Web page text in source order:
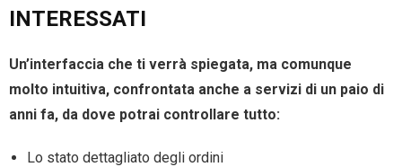
INTERESSATI
Un’interfaccia che ti verrà spiegata, ma comunque
molto intuitiva, confrontata anche a servizi di un paio di
anni fa, da dove potrai controllare tutto:
Lo stato dettagliato degli ordini